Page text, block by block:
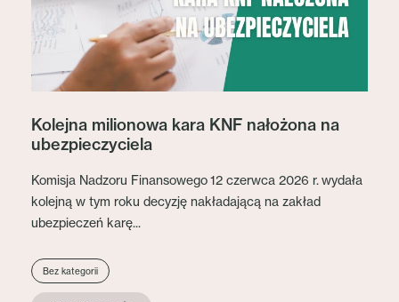
Kolejna milionowa kara KNF nałożona na
ubezpieczyciela
Komisja Nadzoru Finansowego 12 czerwca 2026 r. wydała
kolejną w tym roku decyzję nakładającą na zakład
ubezpieczeń karę...
Bez kategorii